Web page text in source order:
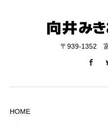
〒939-1352
HOME